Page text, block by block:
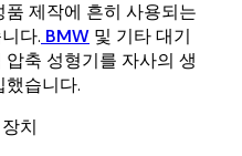
품 제작에 흔히 사용되는
다. BMW 및 기타 대기
압축 성형기를 자사의 생
했습니다.
치